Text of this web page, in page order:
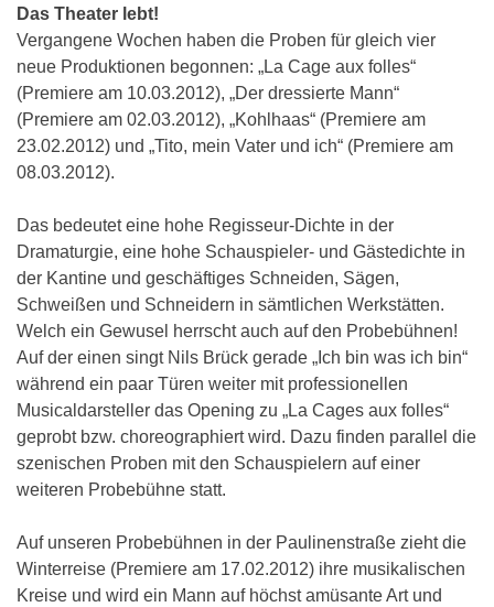
Das Theater lebt!
Vergangene Wochen haben die Proben für gleich vier
neue Produktionen begonnen: „La Cage aux folles“
(Premiere am 10.03.2012), „Der dressierte Mann“
(Premiere am 02.03.2012), „Kohlhaas“ (Premiere am
23.02.2012) und „Tito, mein Vater und ich“ (Premiere am
08.03.2012).
Das bedeutet eine hohe Regisseur-Dichte in der
Dramaturgie, eine hohe Schauspieler- und Gästedichte in
der Kantine und geschäftiges Schneiden, Sägen,
Schweißen und Schneidern in sämtlichen Werkstätten.
Welch ein Gewusel herrscht auch auf den Probebühnen!
Auf der einen singt Nils Brück gerade „Ich bin was ich bin“
während ein paar Türen weiter mit professionellen
Musicaldarsteller das Opening zu „La Cages aux folles“
geprobt bzw. choreographiert wird. Dazu finden parallel die
szenischen Proben mit den Schauspielern auf einer
weiteren Probebühne statt.
Auf unseren Probebühnen in der Paulinenstraße zieht die
Winterreise (Premiere am 17.02.2012) ihre musikalischen
Kreise und wird ein Mann auf höchst amüsante Art und